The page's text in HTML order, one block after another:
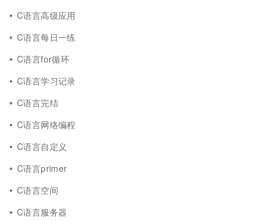
C语言高级应用
C语言每日一练
C语言for循环
C语言学习记录
C语言完结
C语言网络编程
C语言自定义
C语言primer
C语言空间
C语言服务器